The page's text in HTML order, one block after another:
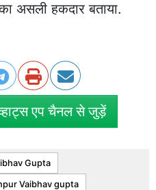
असली हकदार बताया.
एप चैनल से जुड़ें
Gupta
Vaibhav gupta